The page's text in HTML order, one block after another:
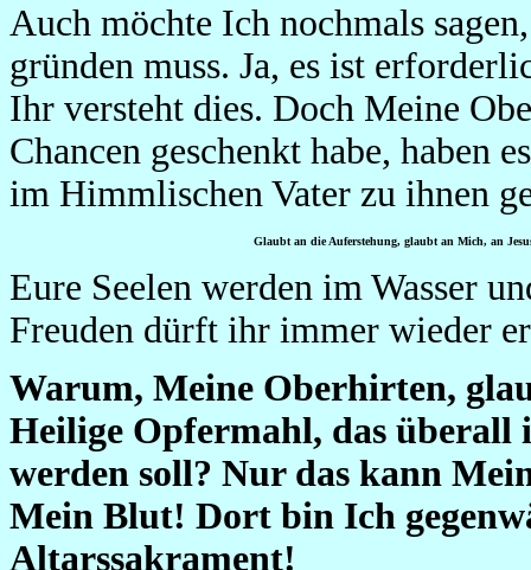
Auch möchte Ich nochmals
gründen muss. Ja, es ist
Ihr versteht dies. Doch Meine
Chancen geschenkt habe, haben
im Himmlischen Vater zu ihnen
Glaubt an die Auferstehung, glaubt an Mich, an
Eure Seelen werden im Wasser
Freuden dürft ihr immer wieder
Warum, Meine Oberhirten,
Heilige Opfermahl, das
werden soll? Nur das kann
Mein Blut! Dort bin Ich
Altarssakrament!